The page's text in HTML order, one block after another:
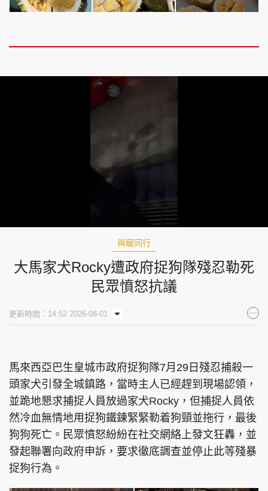
88.25%
與寵同行
大馬家犬Rocky遭政府捉狗隊殘忍勒死
民眾憤怒抗議
更新時間：14:52 2026-08-01
馬來西亞巴生皇城市政府捉狗隊7月29日殘忍捕殺一
頭家犬引發全城鎮路，當時主人已經趕到現場認領，
並跪地懇求捕捉人員放過家犬Rocky，但捕捉人員依
然冷血無情地用捉狗鐵鍊緊緊勒着狗頸並拖行，最後
狗狗死亡。民眾憤怒紛紛在社交網絡上發文狂轟，並
發起聯署向政府申訴，要求徹底調查並停止此等殘暴
捉狗行為。